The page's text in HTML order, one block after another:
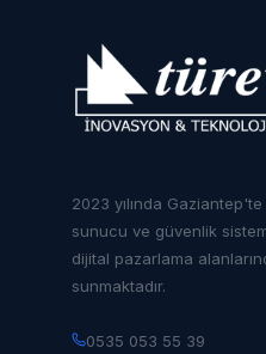
2023 yılında
sunucu ve güvenlik
dijital pazarlama
sunmaktadır.
0535 053 55 39